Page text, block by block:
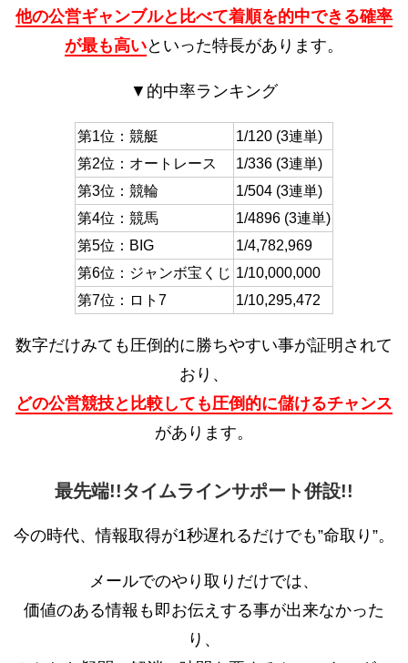
他の公営ギャンブルと比べて着順を的中できる確率
が最も高いといった特長があります。
▼的中率ランキング
第1位：競艇
1/120 (3連単)
第2位：オートレース
1/336 (3連単)
第3位：競輪
1/504 (3連単)
第4位：競馬
1/4896 (3連単)
第5位：BIG
1/4,782,969
第6位：ジャンボ宝くじ 1/10,000,000
第7位：ロト7
1/10,295,472
数字だけみても圧倒的に勝ちやすい事が証明されて
おり、
どの公営競技と比較しても圧倒的に儲けるチャンス
があります。
最先端!!タイムラインサポート併設!!
今の時代、情報取得が1秒遅れるだけでも”命取り”。
メールでのやり取りだけでは、
価値のある情報も即お伝えする事が出来なかった
り、